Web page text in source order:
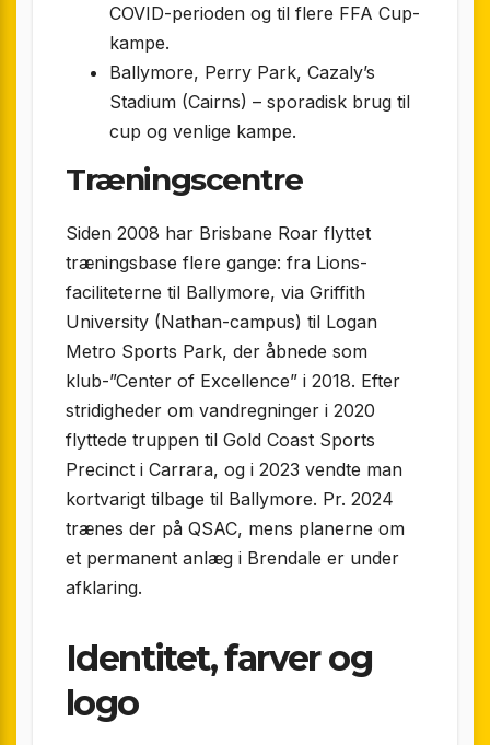
COVID-perioden og til flere FFA Cup-
kampe.
Ballymore, Perry Park, Cazaly’s
Stadium (Cairns) – sporadisk brug til
cup og venlige kampe.
Træningscentre
Siden 2008 har Brisbane Roar flyttet
træningsbase flere gange: fra Lions-
faciliteterne til Ballymore, via Griffith
University (Nathan-campus) til Logan
Metro Sports Park, der åbnede som
klub-”Center of Excellence” i 2018. Efter
stridigheder om vandregninger i 2020
flyttede truppen til Gold Coast Sports
Precinct i Carrara, og i 2023 vendte man
kortvarigt tilbage til Ballymore. Pr. 2024
trænes der på QSAC, mens planerne om
et permanent anlæg i Brendale er under
afklaring.
Identitet, farver og
logo